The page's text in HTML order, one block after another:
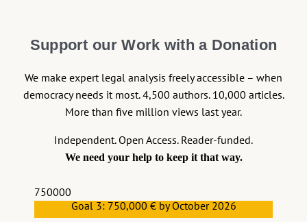
Support our Work with a Donation
We make expert legal analysis freely accessible – when
democracy needs it most. 4,500 authors. 10,000 articles.
More than five million views last year.
Independent. Open Access. Reader-funded.
We need your help to keep it that way.
750000
Goal 3: 750,000 € by October 2026